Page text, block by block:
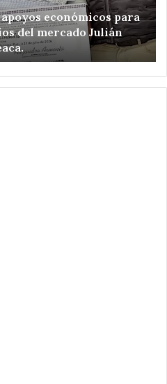
económicos para
del mercado Julián
de
en